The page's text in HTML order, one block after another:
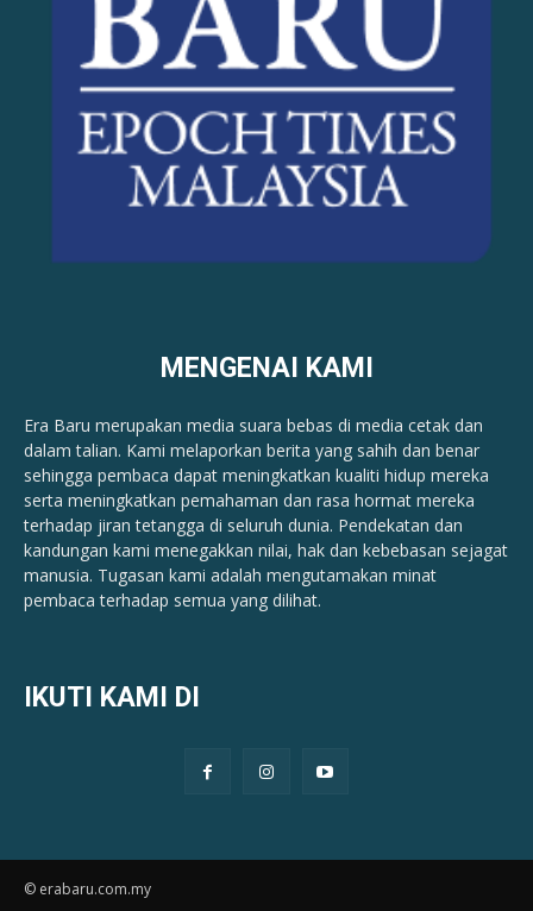
MENGENAI KAMI
Era Baru merupakan media suara bebas di media cetak dan
dalam talian. Kami melaporkan berita yang sahih dan benar ​​
sehingga pembaca dapat meningkatkan kualiti hidup mereka
serta meningkatkan pemahaman dan rasa hormat mereka
terhadap jiran tetangga di seluruh dunia. Pendekatan dan
kandungan kami menegakkan nilai, hak dan kebebasan sejagat
manusia. Tugasan kami adalah mengutamakan minat
pembaca terhadap semua yang dilihat.
IKUTI KAMI DI
© erabaru.com.my